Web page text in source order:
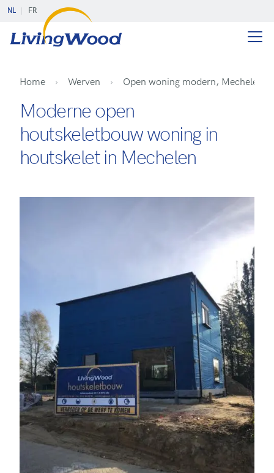
NL FR
Home Werven Open woning modern, Mechelen
Moderne open
houtskeletbouw woning in
houtskelet in Mechelen